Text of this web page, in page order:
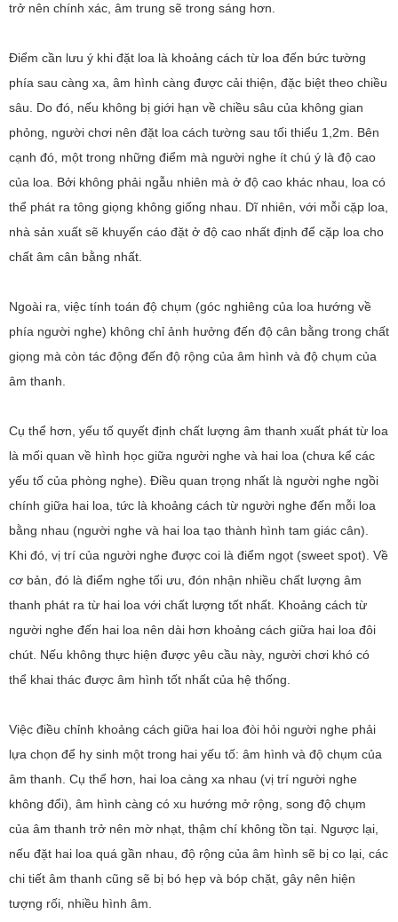
trở nên chính xác, âm trung sẽ trong sáng hơn.
Điểm cần lưu ý khi đặt loa là khoảng cách từ loa đến bức tường
phía sau càng xa, âm hình càng được cải thiện, đặc biệt theo chiều
sâu. Do đó, nếu không bị giới hạn về chiều sâu của không gian
phỏng, người chơi nên đặt loa cách tường sau tối thiểu 1,2m. Bên
cạnh đó, một trong những điểm mà người nghe ít chú ý là độ cao
của loa. Bởi không phải ngẫu nhiên mà ở độ cao khác nhau, loa có
thể phát ra tông giọng không giống nhau. Dĩ nhiên, với mỗi cặp loa,
nhà sản xuất sẽ khuyến cáo đặt ở độ cao nhất định để cặp loa cho
chất âm cân bằng nhất.
Ngoài ra, việc tính toán độ chụm (góc nghiêng của loa hướng về
phía người nghe) không chỉ ảnh hưởng đến độ cân bằng trong chất
giọng mà còn tác động đến độ rộng của âm hình và độ chụm của
âm thanh.
Cụ thể hơn, yếu tố quyết định chất lượng âm thanh xuất phát từ loa
là mối quan về hình học giữa người nghe và hai loa (chưa kể các
yếu tố của phòng nghe). Điều quan trọng nhất là người nghe ngồi
chính giữa hai loa, tức là khoảng cách từ người nghe đến mỗi loa
bằng nhau (người nghe và hai loa tạo thành hình tam giác cân).
Khi đó, vị trí của người nghe được coi là điểm ngọt (sweet spot). Về
cơ bản, đó là điểm nghe tối ưu, đón nhận nhiều chất lượng âm
thanh phát ra từ hai loa với chất lượng tốt nhất. Khoảng cách từ
người nghe đến hai loa nên dài hơn khoảng cách giữa hai loa đôi
chút. Nếu không thực hiện được yêu cầu này, người chơi khó có
thể khai thác được âm hình tốt nhất của hệ thống.
Việc điều chỉnh khoảng cách giữa hai loa đòi hỏi người nghe phải
lựa chọn để hy sinh một trong hai yếu tố: âm hình và độ chụm của
âm thanh. Cụ thể hơn, hai loa càng xa nhau (vị trí người nghe
không đổi), âm hình càng có xu hướng mở rộng, song độ chụm
của âm thanh trở nên mờ nhạt, thậm chí không tồn tại. Ngược lại,
nếu đặt hai loa quá gần nhau, độ rộng của âm hình sẽ bị co lại, các
chi tiết âm thanh cũng sẽ bị bó hẹp và bóp chặt, gây nên hiện
tượng rối, nhiều hình âm.